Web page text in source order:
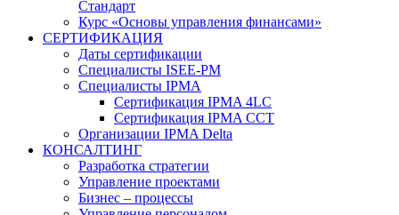
Стандарт
Курс «Основы управления финансами»
СЕРТИФИКАЦИЯ
Даты сертификации
Специалисты ISEE-PM
Специалисты IPMA
Сертификация IPMA 4LC
Сертификация IPMA CCT
Организации IPMA Delta
КОНСАЛТИНГ
Разработка стратегии
Управление проектами
Бизнес – процессы